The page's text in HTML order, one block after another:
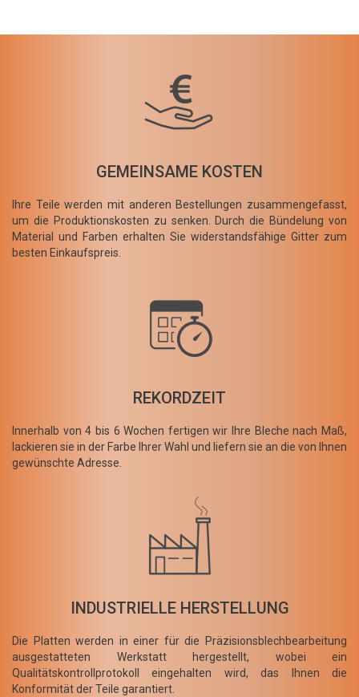
GEMEINSAME KOSTEN
Ihre Teile werden mit anderen Bestellungen zusammengefasst,
um die Produktionskosten zu senken. Durch die Bündelung von
Material und Farben erhalten Sie widerstandsfähige Gitter zum
besten Einkaufspreis.
REKORDZEIT
Innerhalb von 4 bis 6 Wochen fertigen wir Ihre Bleche nach Maß,
lackieren sie in der Farbe Ihrer Wahl und liefern sie an die von Ihnen
gewünschte Adresse.
INDUSTRIELLE HERSTELLUNG
Die Platten werden in einer für die Präzisionsblechbearbeitung
ausgestatteten Werkstatt hergestellt, wobei ein
Qualitätskontrollprotokoll eingehalten wird, das Ihnen die
Konformität der Teile garantiert.